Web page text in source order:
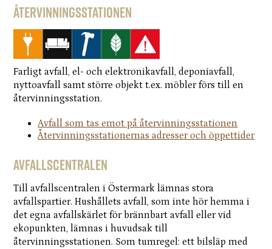
Återvinningsstationen
Farligt avfall, el- och elektronikavfall, deponiavfall,
nyttoavfall samt större objekt t.ex. möbler förs till en
återvinningsstation.
Avfall som tas emot på återvinningsstationen
Återvinningsstationernas adresser och öppettider
avfallscentralen
Till avfallscentralen i Östermark lämnas stora
avfallspartier. Hushållets avfall, som inte hör hemma i
det egna avfallskärlet för brännbart avfall eller vid
ekopunkten, lämnas i huvudsak till
återvinningsstationen. Som tumregel: ett bilsläp med